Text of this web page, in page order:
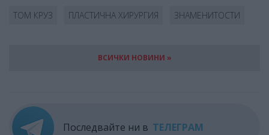
ТОМ КРУЗ ПЛАСТИЧНА ХИРУРГИЯ ЗНАМЕНИТОСТИ
ВСИЧКИ НОВИНИ »
Последвайте ни в ТЕЛЕГРАМ